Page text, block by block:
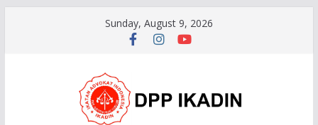
Sunday, August 9, 2026